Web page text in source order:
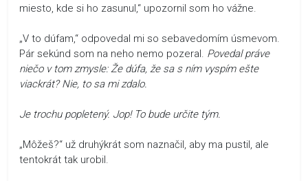
miesto, kde si ho zasunul,“ upozornil som ho vážne.
„V to dúfam,“ odpovedal mi so sebavedomím úsmevom.
Pár sekúnd som na neho nemo pozeral. Povedal práve
niečo v tom zmysle: Že dúfa, že sa s ním vyspím ešte
viackrát? Nie, to sa mi zdalo.
Je trochu popletený. Jop! To bude určite tým.
„Môžeš?“ už druhýkrát som naznačil, aby ma pustil, ale
tentokrát tak urobil.